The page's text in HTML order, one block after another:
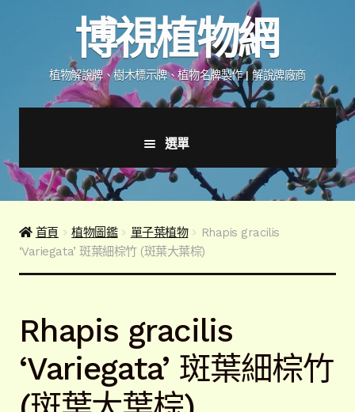
博視植物網
植物解說牌、樹木標示牌、植物名牌製作 | 解說牌廠商
選單
首頁
產品價格表
植物圖鑑/標示牌/附件型錄
展
開
子
解說牌規格
首頁 植物圖鑑 單子葉植物
Rhapis gracilis
‘Variegata’ 斑葉細棕竹 (斑葉大葉棕)
Rhapis gracilis
‘Variegata’ 斑葉細棕竹